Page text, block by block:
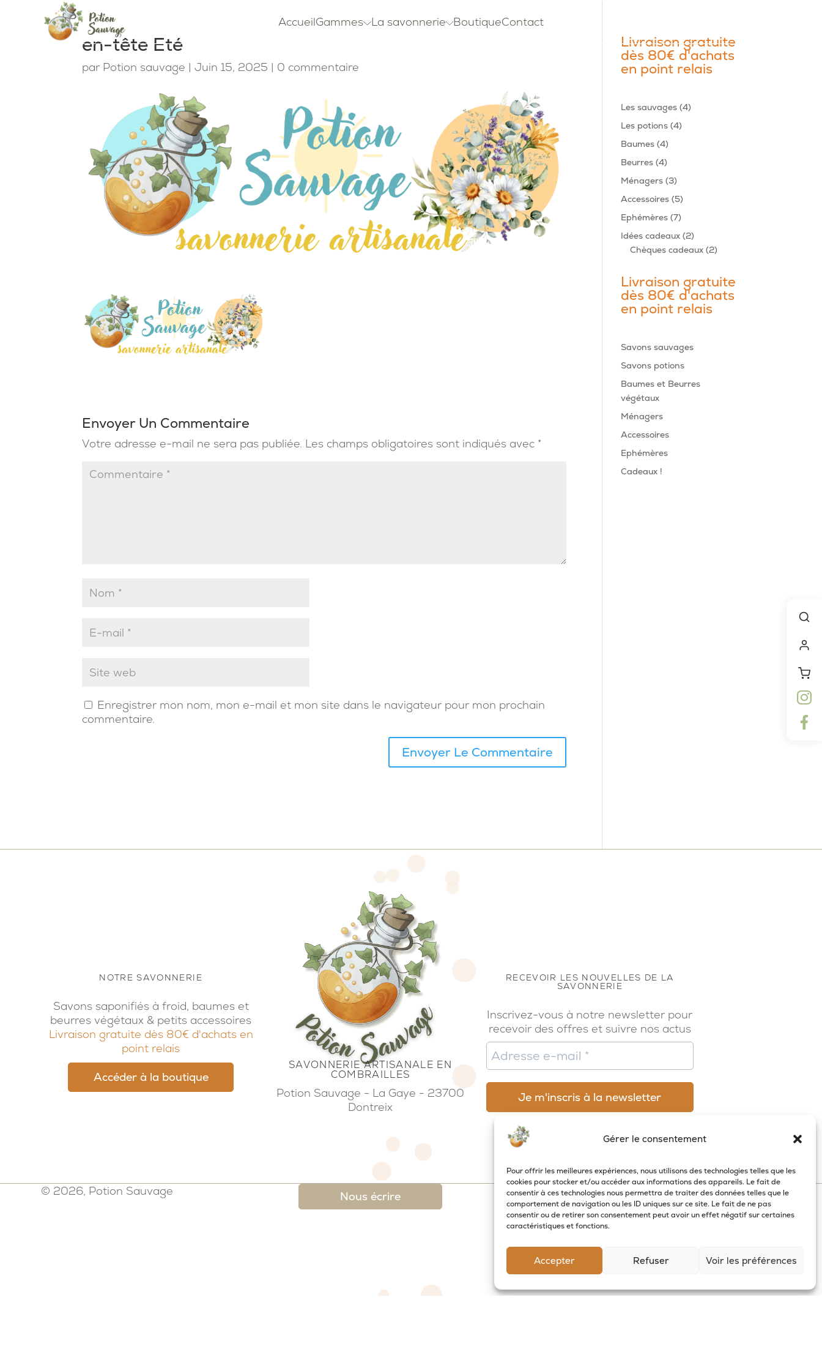
Gérer le consentement
Pour offrir les meilleures expériences, nous utilisons des technologies telles que les
cookies pour stocker et/ou accéder aux informations des appareils. Le fait de
consentir à ces technologies nous permettra de traiter des données telles que le
comportement de navigation ou les ID uniques sur ce site. Le fait de ne pas
consentir ou de retirer son consentement peut avoir un effet négatif sur certaines
caractéristiques et fonctions.
Accepter Refuser Voir les préférences
AccueilGammes La savonnerie BoutiqueContact
en-tête Eté
par Potion sauvage |Juin 15, 2025 | 0 commentaire
Envoyer Un Commentaire
Votre adresse e-mail ne sera pas publiée. Les champs obligatoires sont indiqués avec *
Enregistrer mon nom, mon e-mail et mon site dans le navigateur pour mon prochain
commentaire.
Livraison gratuite
dès 80€ d'achats
en point relais
Les sauvages 44
Les potions 44
Baumes 44
produits
Beurres 44
produits
Ménagers 33
produits
Accessoires 55
produits
Ephémères 77
produits
Idées cadeaux 22
produits
Chèques cadeaux 22
Livraison gratuite
dès 80€ d'achats
en point relais
Savons sauvages
Savons potions
Baumes et Beurres
végétaux
Ménagers
Accessoires
Ephémères
Cadeaux !
NOTRE SAVONNERIE
Savons saponifiés à froid, baumes et
beurres végétaux & petits accessoires
Livraison gratuite dès 80€ d'achats en
point relais
Accéder à la boutique
SAVONNERIE ARTISANALE EN
COMBRAILLES
Potion Sauvage - La Gaye - 23700
Dontreix
RECEVOIR LES NOUVELLES DE LA
SAVONNERIE
Inscrivez-vous à notre newsletter pour
recevoir des offres et suivre nos actus
© 2026, Potion Sauvage Nous écrire
SUIVEZ-NOUS